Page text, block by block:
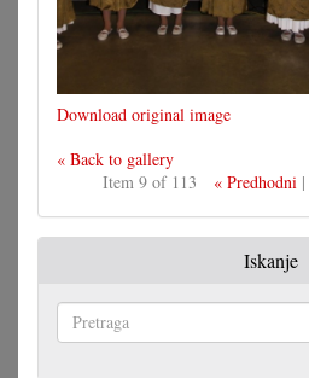
Download original image
« Back to gallery
Item 9 of 113
« Predhodni |
Iskanje